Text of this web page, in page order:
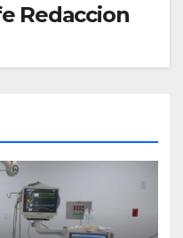
Redaccion